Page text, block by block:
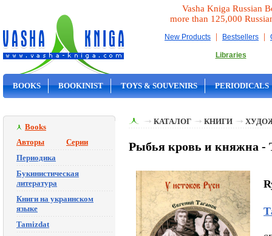
Vasha Kniga Russian
more than 125,000
New Products | Bestsellers |
Libraries
BOOKS BOOKINIST TOYS & SOUVENIRS PERIODICALS
Books
Авторы
Серии
Периодика
Букинистическая
литература
Книги на украинском
языке
Tamizdat
КАТАЛОГ КНИГИ
Рыбья кровь и княжна -